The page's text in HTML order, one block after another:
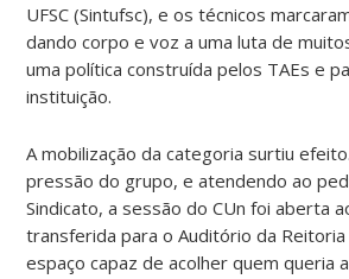
UFSC (Sintufsc), e os técnicos
dando corpo e voz a uma luta de
uma política construída pelos TAEs e
instituição.
A mobilização da categoria surtiu
pressão do grupo, e atendendo ao
Sindicato, a sessão do CUn foi aberta
transferida para o Auditório da
espaço capaz de acolher quem queria